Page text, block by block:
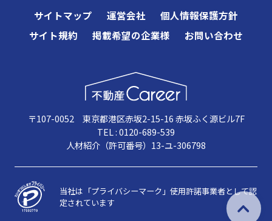
サイトマップ 運営会社
個人情報保護方針
サイト規約
掲載希望の企業様 お問い合わせ
〒107-0052 東京都港区赤坂2-15-16 赤坂ふく源ビル7F
TEL : 0120-689-539
人材紹介（許可番号）13-ユ-306798
当社は「プライバシーマーク」使用許諾事業者として認
定されています